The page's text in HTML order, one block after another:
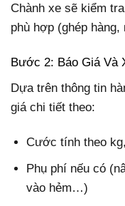
Chành xe sẽ kiểm
phù hợp (ghép
Bước 2: Báo Giá Và
Dựa trên thông tin
giá chi tiết theo:
Cước tính theo
Phụ phí nếu có
vào hẻm…)